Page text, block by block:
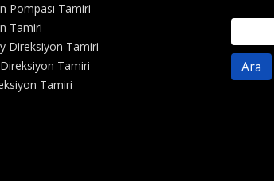
Pompası Tamiri
Tamiri
Direksiyon Tamiri
Tamiri
Tamiri
Arama: